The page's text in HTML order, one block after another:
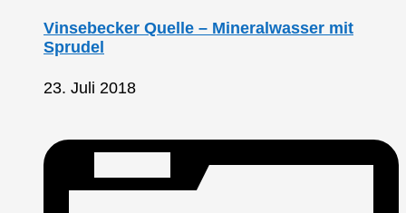
Vinsebecker Quelle – Mineralwasser mit
Sprudel
23. Juli 2018